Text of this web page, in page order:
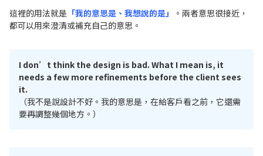
這裡的用法就是 「我的意思是、我想說的是」
。兩者意思很接近，
都可以用來澄清或補充自己的意思。
I don’t think the design is bad. What I mean is, it
needs a few more refinements before the client sees
it.
（我不是說設計不好。我的意思是，在給客戶看之前，它還需
要再調整幾個地方。）